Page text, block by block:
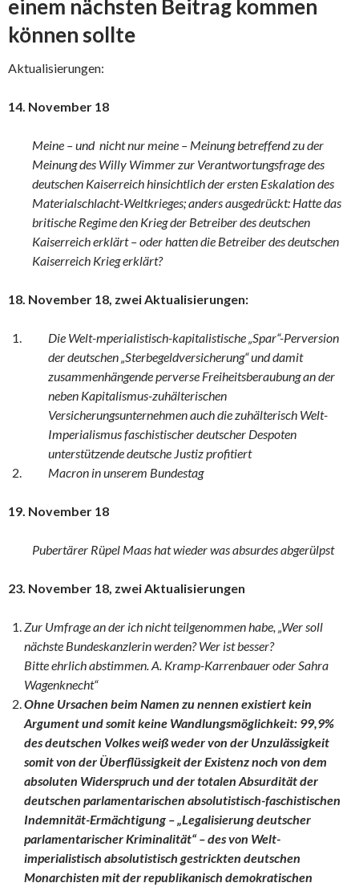
einem nächsten Beitrag kommen
können sollte
Aktualisierungen:
14. November 18
Meine – und nicht nur meine – Meinung betreffend zu der
Meinung des Willy Wimmer zur Verantwortungsfrage des
deutschen Kaiserreich hinsichtlich der ersten Eskalation des
Materialschlacht-Weltkrieges; anders ausgedrückt: Hatte das
britische Regime den Krieg der Betreiber des deutschen
Kaiserreich erklärt – oder hatten die Betreiber des deutschen
Kaiserreich Krieg erklärt?
18. November 18, zwei Aktualisierungen:
Die Welt-mperialistisch-kapitalistische „Spar“-Perversion
der deutschen „Sterbegeldversicherung“ und damit
zusammenhängende perverse Freiheitsberaubung an der
neben Kapitalismus-zuhälterischen
Versicherungsunternehmen auch die zuhälterisch Welt-
Imperialismus faschistischer deutscher Despoten
unterstützende deutsche Justiz profitiert
Macron in unserem Bundestag
19. November 18
Pubertärer Rüpel Maas hat wieder was absurdes abgerülpst
23. November 18, zwei Aktualisierungen
Zur Umfrage an der ich nicht teilgenommen habe, „Wer soll
nächste Bundeskanzlerin werden? Wer ist besser?
Bitte ehrlich abstimmen. A. Kramp-Karrenbauer oder Sahra
Wagenknecht“
Ohne Ursachen beim Namen zu nennen existiert kein
Argument und somitkeine Wandlungsmöglichkeit: 99,9%
des deutschen Volkes weiß weder von der Unzulässigkeit
somit von der Überflüssigkeit der Existenz noch von dem
absoluten Widerspruch und der totalen Absurdität der
deutschen parlamentarischen absolutistisch-faschistischen
Indemnität-Ermächtigung – „Legalisierung deutscher
parlamentarischer Kriminalität“ – des von Welt-
imperialistisch absolutistisch gestrickten deutschen
Monarchisten mit der republikanisch demokratischen